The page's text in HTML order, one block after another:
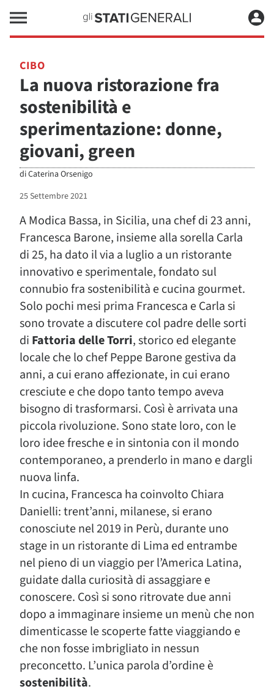
CIBO
La nuova ristorazione fra
sostenibilità e
sperimentazione: donne,
giovani, green
diCaterina Orsenigo
25 Settembre 2021
A Modica Bassa, in Sicilia, una chef di 23 anni,
Francesca Barone, insieme alla sorella Carla
di 25, ha dato il via a luglio a un ristorante
innovativo e sperimentale, fondato sul
connubio fra sostenibilità e cucina gourmet.
Solo pochi mesi prima Francesca e Carla si
sono trovate a discutere col padre delle sorti
di Fattoria delle Torri, storico ed elegante
locale che lo chef Peppe Barone gestiva da
anni, a cui erano affezionate, in cui erano
cresciute e che dopo tanto tempo aveva
bisogno di trasformarsi. Così è arrivata una
piccola rivoluzione. Sono state loro, con le
loro idee fresche e in sintonia con il mondo
contemporaneo, a prenderlo in mano e dargli
nuova linfa.
In cucina, Francesca ha coinvolto Chiara
Danielli: trent’anni, milanese, si erano
conosciute nel 2019 in Perù, durante uno
stage in un ristorante di Lima ed entrambe
nel pieno di un viaggio per l’America Latina,
guidate dalla curiosità di assaggiare e
conoscere. Così si sono ritrovate due anni
dopo a immaginare insieme un menù che non
dimenticasse le scoperte fatte viaggiando e
che non fosse imbrigliato in nessun
preconcetto. L’unica parola d’ordine è
sostenibilità.